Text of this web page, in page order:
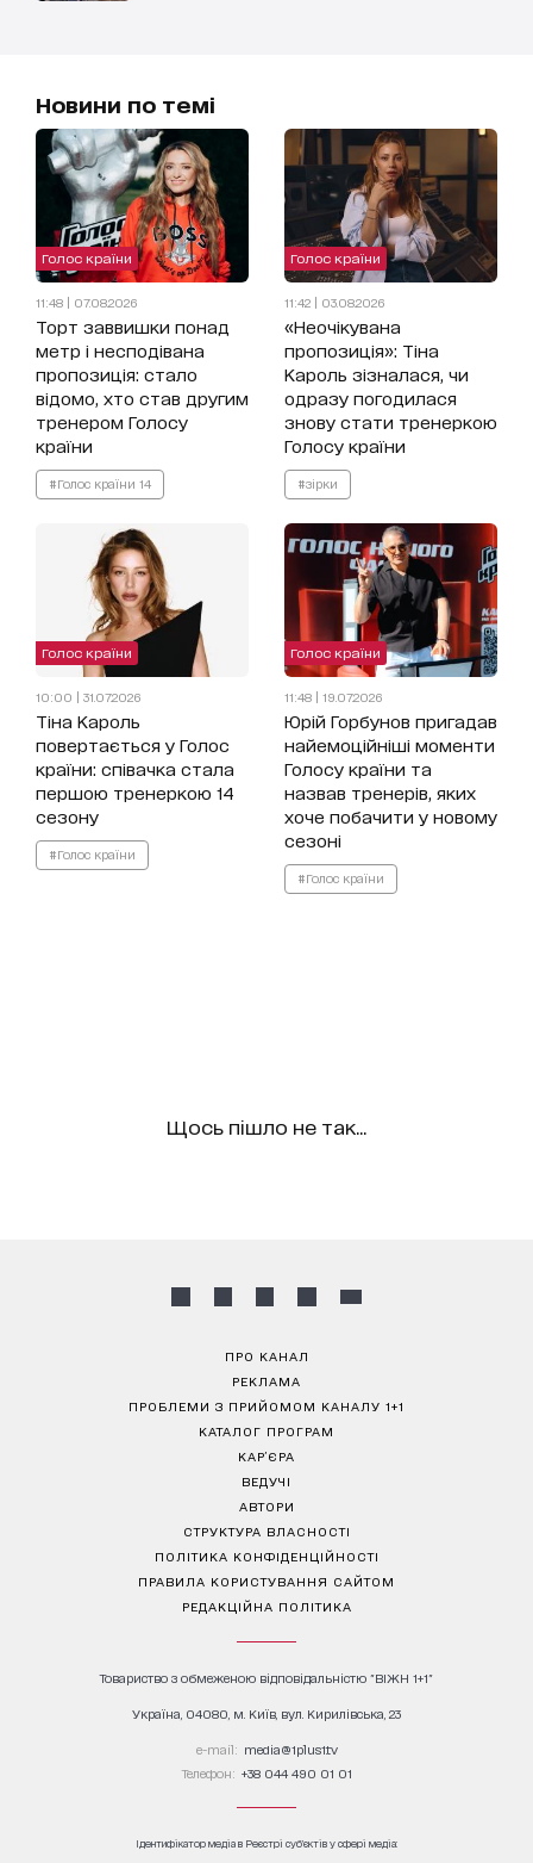
Новини по темі
Голос країни
11:48 | 07.08.2026
Торт заввишки понад
метр і несподівана
пропозиція: стало
відомо, хто став другим
тренером Голосу
країни
#Голос країни 14
Голос країни
11:42 | 03.08.2026
«Неочікувана
пропозиція»: Тіна
Кароль зізналася, чи
одразу погодилася
знову стати тренеркою
Голосу країни
#зірки
Голос країни
10:00 | 31.07.2026
Тіна Кароль
повертається у Голос
країни: співачка стала
першою тренеркою 14
сезону
#Голос країни
Голос країни
11:48 | 19.07.2026
Юрій Горбунов пригадав
найемоційніші моменти
Голосу країни та
назвав тренерів, яких
хоче побачити у новому
сезоні
#Голос країни
Щось пішло не так...
ПРО КАНАЛ
РЕКЛАМА
ПРОБЛЕМИ З ПРИЙОМОМ КАНАЛУ 1+1
КАТАЛОГ ПРОГРАМ
КАР’ЄРА
ВЕДУЧІ
АВТОРИ
СТРУКТУРА ВЛАСНОСТІ
ПОЛІТИКА КОНФІДЕНЦІЙНОСТІ
ПРАВИЛА КОРИСТУВАННЯ САЙТОМ
РЕДАКЦІЙНА ПОЛІТИКА
Товариство з обмеженою відповідальністю "ВІЖН 1+1"
Україна, 04080, м. Київ, вул. Кирилівська, 23
е-mail: media@1plus1.tv
Телефон: +38 044 490 01 01
Ідентифікатор медіа в Реєстрі суб’єктів у сфері медіа: